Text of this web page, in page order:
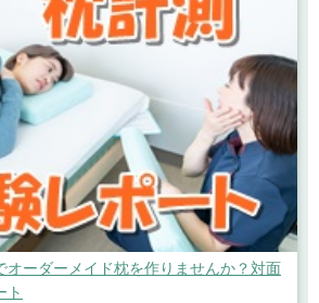
オーダーメイド枕を作りませんか？対面
ト